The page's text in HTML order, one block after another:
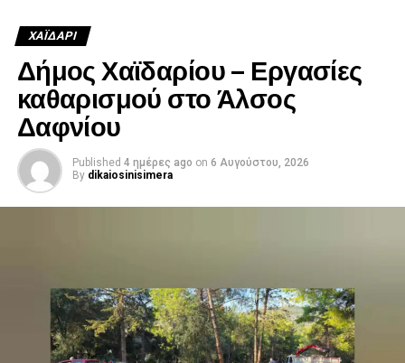
ΧΑΪΔΑΡΙ
Δήμος Χαϊδαρίου – Εργασίες
καθαρισμού στο Άλσος
Δαφνίου
Published 4 ημέρες ago on 6 Αυγούστου, 2026
By dikaiosinisimera